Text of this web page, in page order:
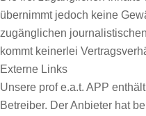
übernimmt jedoch keine
zugänglichen
kommt keinerlei
Externe Links
Unsere prof e.a.t. APP
Betreiber. Der Anbieter hat